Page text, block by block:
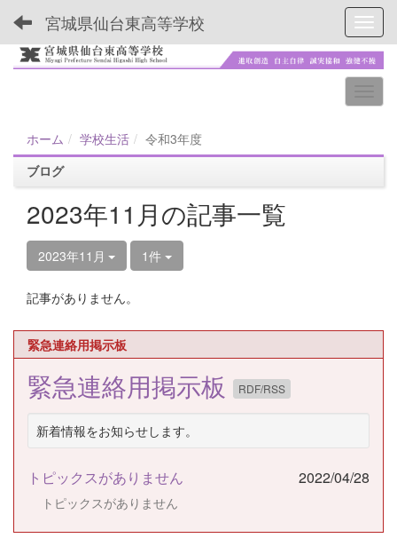
宮城県仙台東高等学校
ホーム 学校生活
令和3年度
ブログ
2023年11月の記事一覧
2023年11月 1件
記事がありません。
緊急連絡用掲示板
緊急連絡用掲示板 RDF/RSS
新着情報をお知らせします。
トピックスがありません 2022/04/28
トピックスがありません